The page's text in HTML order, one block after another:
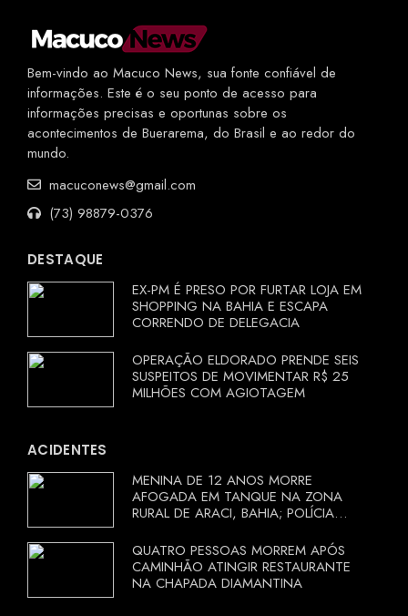
Bem-vindo ao Macuco News, sua fonte confiável de
informações. Este é o seu ponto de acesso para
informações precisas e oportunas sobre os
acontecimentos de Buerarema, do Brasil e ao redor do
mundo.
macuconews@gmail.com
(73) 98879-0376
DESTAQUE
EX-PM É PRESO POR FURTAR LOJA EM
SHOPPING NA BAHIA E ESCAPA
CORRENDO DE DELEGACIA
OPERAÇÃO ELDORADO PRENDE SEIS
SUSPEITOS DE MOVIMENTAR R$ 25
MILHÕES COM AGIOTAGEM
ACIDENTES
MENINA DE 12 ANOS MORRE
AFOGADA EM TANQUE NA ZONA
RURAL DE ARACI, BAHIA; POLÍCIA
QUATRO PESSOAS MORREM APÓS
CAMINHÃO ATINGIR RESTAURANTE
NA CHAPADA DIAMANTINA